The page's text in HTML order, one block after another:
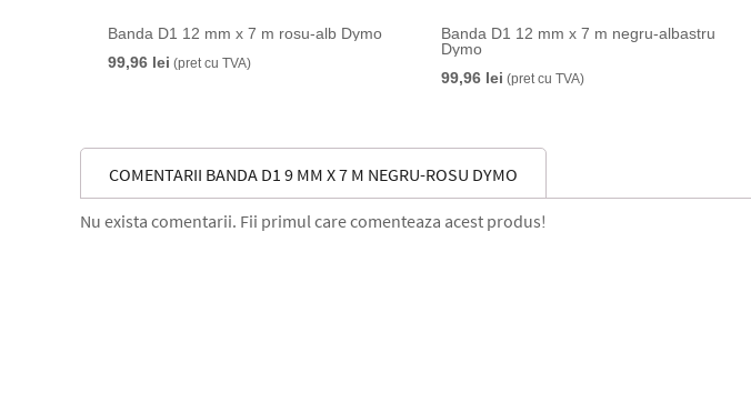
Banda D1 12 mm x 7 m rosu-alb Dymo
99,96 lei (pret cu TVA)
Banda D1 12 mm x 7 m negru-albastru
Dymo
99,96 lei (pret cu TVA)
COMENTARII BANDA D1 9 MM X 7 M NEGRU-ROSU DYMO
Nu exista comentarii. Fii primul care comenteaza acest produs!